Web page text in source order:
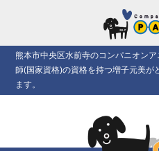
熊本市中央区水前寺のコンパニオン
師(国家資格)の資格を持つ増子元美が
ます。